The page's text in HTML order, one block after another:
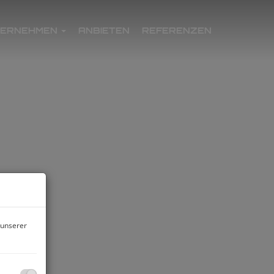
ANBIETEN REFERENZEN